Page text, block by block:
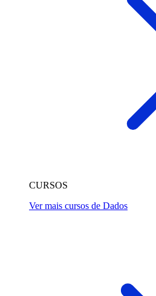
CURSOS
Ver mais cursos de Dados